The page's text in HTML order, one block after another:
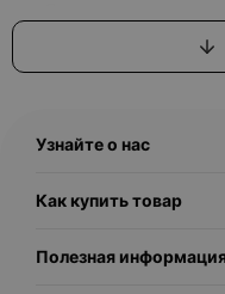
офисных и торговых
жилых комнатах, так и в
светильников,
Узнайте о нас
Как купить товар
Полезная